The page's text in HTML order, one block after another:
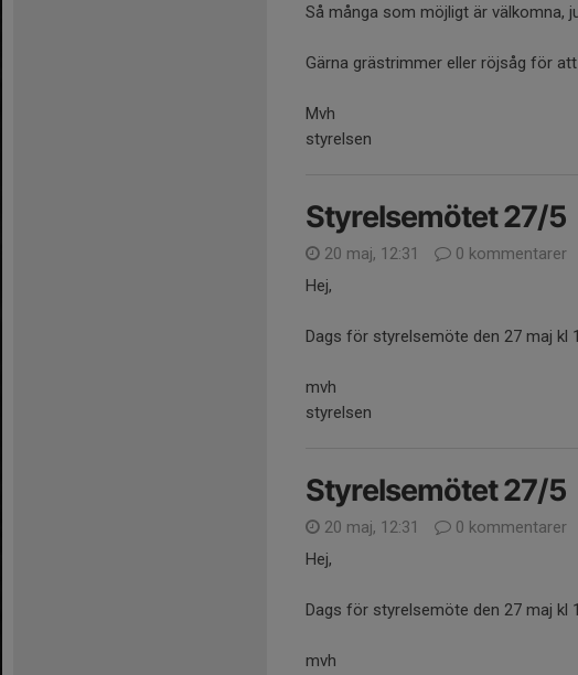
Så många som möjligt är välkomna,
Gärna grästrimmer eller röjsåg för
Mvh
styrelsen
Styrelsemötet 27/5
20 maj, 12:31
0 kommentarer
Hej,
Dags för styrelsemöte den 27 maj kl
mvh
styrelsen
Styrelsemötet 27/5
20 maj, 12:31
0 kommentarer
Hej,
Dags för styrelsemöte den 27 maj kl
mvh